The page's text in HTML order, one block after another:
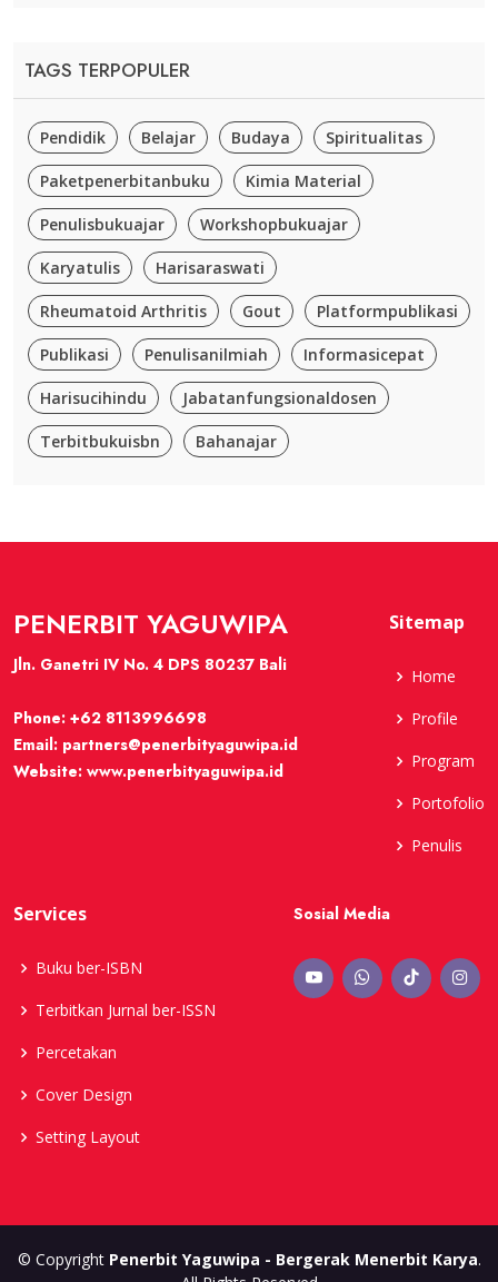
TAGS TERPOPULER
Pendidik Belajar Budaya Spiritualitas
Paketpenerbitanbuku Kimia Material
Penulisbukuajar Workshopbukuajar
Karyatulis Harisaraswati
Rheumatoid Arthritis Gout Platformpublikasi
Publikasi Penulisanilmiah Informasicepat
Harisucihindu Jabatanfungsionaldosen
Terbitbukuisbn Bahanajar
PENERBIT YAGUWIPA
Jln. Ganetri IV No. 4 DPS 80237 Bali
Phone: +62 8113996698
Email: partners@penerbityaguwipa.id
Website: www.penerbityaguwipa.id
Sitemap
Home
Profile
Program
Portofolio
Penulis
Services
Buku ber-ISBN
Terbitkan Jurnal ber-ISSN
Percetakan
Cover Design
Setting Layout
Sosial Media
© Copyright Penerbit Yaguwipa - Bergerak Menerbit Karya.